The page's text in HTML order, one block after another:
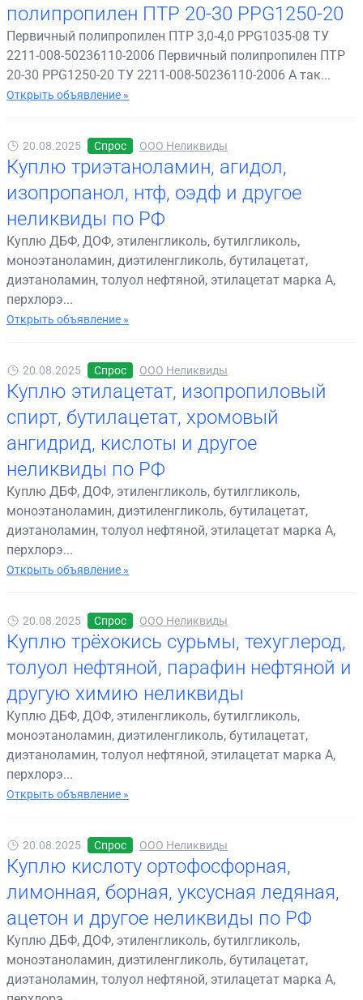
полипропилен ПТР 20-30 PPG1250-20
Первичный полипропилен ПТР 3,0-4,0 PPG1035-08 ТУ
2211-008-50236110-2006 Первичный полипропилен ПТР
20-30 PPG1250-20 ТУ 2211-008-50236110-2006 А так...
Открыть объявление »
20.08.2025 Спрос ООО Неликвиды
Куплю триэтаноламин, агидол,
изопропанол, нтф, оэдф и другое
неликвиды по РФ
Куплю ДБФ, ДОФ, этиленгликоль, бутилгликоль,
моноэтаноламин, диэтиленгликоль, бутилацетат,
диэтаноламин, толуол нефтяной, этилацетат марка А,
перхлорэ...
Открыть объявление »
20.08.2025 Спрос ООО Неликвиды
Куплю этилацетат, изопропиловый
спирт, бутилацетат, хромовый
ангидрид, кислоты и другое
неликвиды по РФ
Куплю ДБФ, ДОФ, этиленгликоль, бутилгликоль,
моноэтаноламин, диэтиленгликоль, бутилацетат,
диэтаноламин, толуол нефтяной, этилацетат марка А,
перхлорэ...
Открыть объявление »
20.08.2025 Спрос ООО Неликвиды
Куплю трёхокись сурьмы, техуглерод,
толуол нефтяной, парафин нефтяной и
другую химию неликвиды
Куплю ДБФ, ДОФ, этиленгликоль, бутилгликоль,
моноэтаноламин, диэтиленгликоль, бутилацетат,
диэтаноламин, толуол нефтяной, этилацетат марка А,
перхлорэ...
Открыть объявление »
20.08.2025 Спрос ООО Неликвиды
Куплю кислоту ортофосфорная,
лимонная, борная, уксусная ледяная,
ацетон и другое неликвиды по РФ
Куплю ДБФ, ДОФ, этиленгликоль, бутилгликоль,
моноэтаноламин, диэтиленгликоль, бутилацетат,
диэтаноламин, толуол нефтяной, этилацетат марка А,